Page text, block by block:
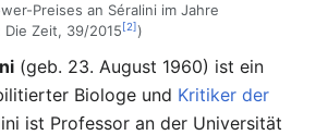
Preises an Séralini im Jahre
Die Zeit, 39/2015 [2])
(geb. 23. August 1960) ist ein
Biologe und Kritiker der
ist Professor an der Universität